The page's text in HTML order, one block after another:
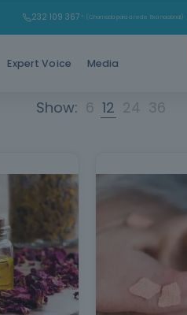
232 109 367 * (Chamada para a rede fixa nacional)
Expert Voice Media
Show: 6 12 24 36